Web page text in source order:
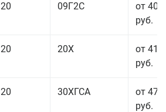
20 09Г2С
от 40
руб.
20 20Х
от 41
руб.
20 30ХГСА
от 47
руб.